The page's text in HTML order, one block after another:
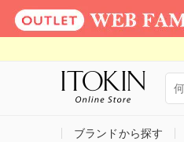
ブランドから探す